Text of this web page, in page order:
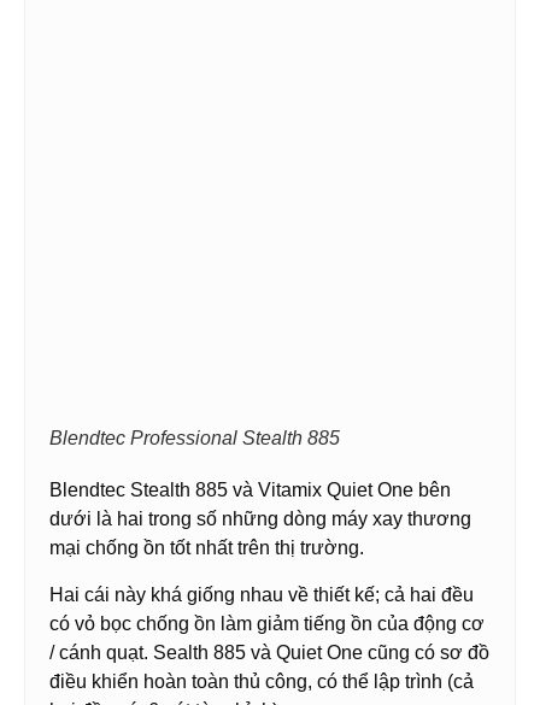
Blendtec Professional Stealth 885
Blendtec Stealth 885 và Vitamix Quiet One bên
dưới là hai trong số những dòng máy xay thương
mại chống ồn tốt nhất trên thị trường.
Hai cái này khá giống nhau về thiết kế; cả hai đều
có vỏ bọc chống ồn làm giảm tiếng ồn của động cơ
/ cánh quạt. Sealth 885 và Quiet One cũng có sơ đồ
điều khiển hoàn toàn thủ công, có thể lập trình (cả